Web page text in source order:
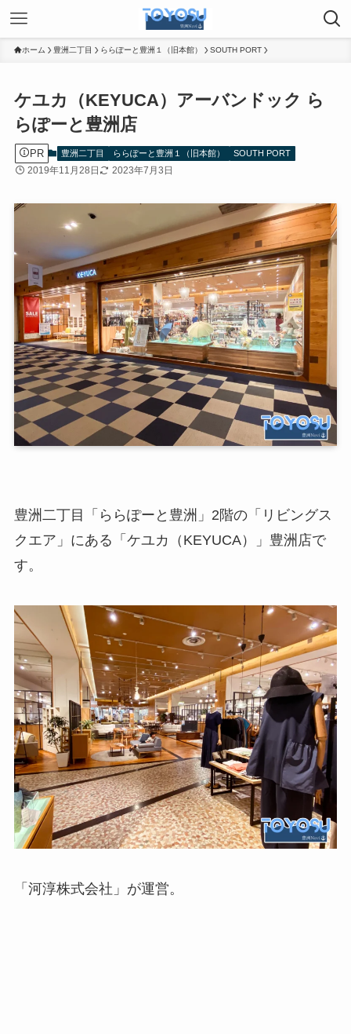
ホーム 豊洲二丁目 ららぽーと豊洲１（旧本館） SOUTH PORT
ケユカ（KEYUCA）アーバンドック ら
らぽーと豊洲店
PR 豊洲二丁目 ららぽーと豊洲１（旧本館） SOUTH PORT
2019年11月28日 2023年7月3日
豊洲二丁目「ららぽーと豊洲」2階の「リビングス
クエア」にある「ケユカ（KEYUCA）」豊洲店で
す。
「河淳株式会社」が運営。